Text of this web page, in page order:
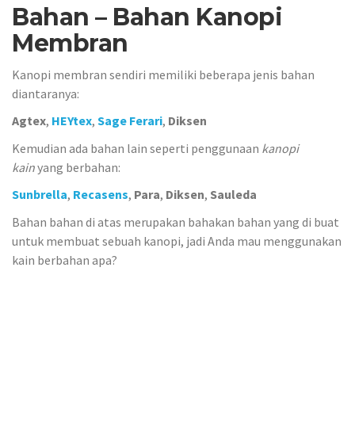
Bahan – Bahan Kanopi
Membran
Kanopi membran sendiri memiliki beberapa jenis bahan
diantaranya:
Agtex, HEYtex, Sage Ferari, Diksen
Kemudian ada bahan lain seperti penggunaan kanopi
kainyang berbahan:
Sunbrella, Recasens, Para, Diksen, Sauleda
Bahan bahan di atas merupakan bahakan bahan yang di buat
untuk membuat sebuah kanopi, jadi Anda mau menggunakan
kain berbahan apa?